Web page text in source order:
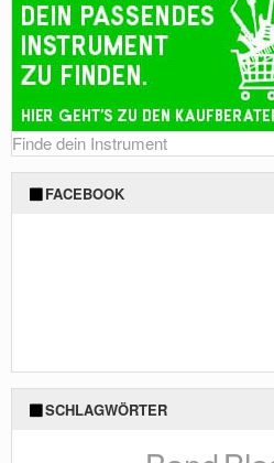
Finde dein Instrument
FACEBOOK
SCHLAGWÖRTER